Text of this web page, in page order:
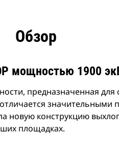
Обзор
мощностью 1900
предназначенная для
новую конструкцию
площадках.